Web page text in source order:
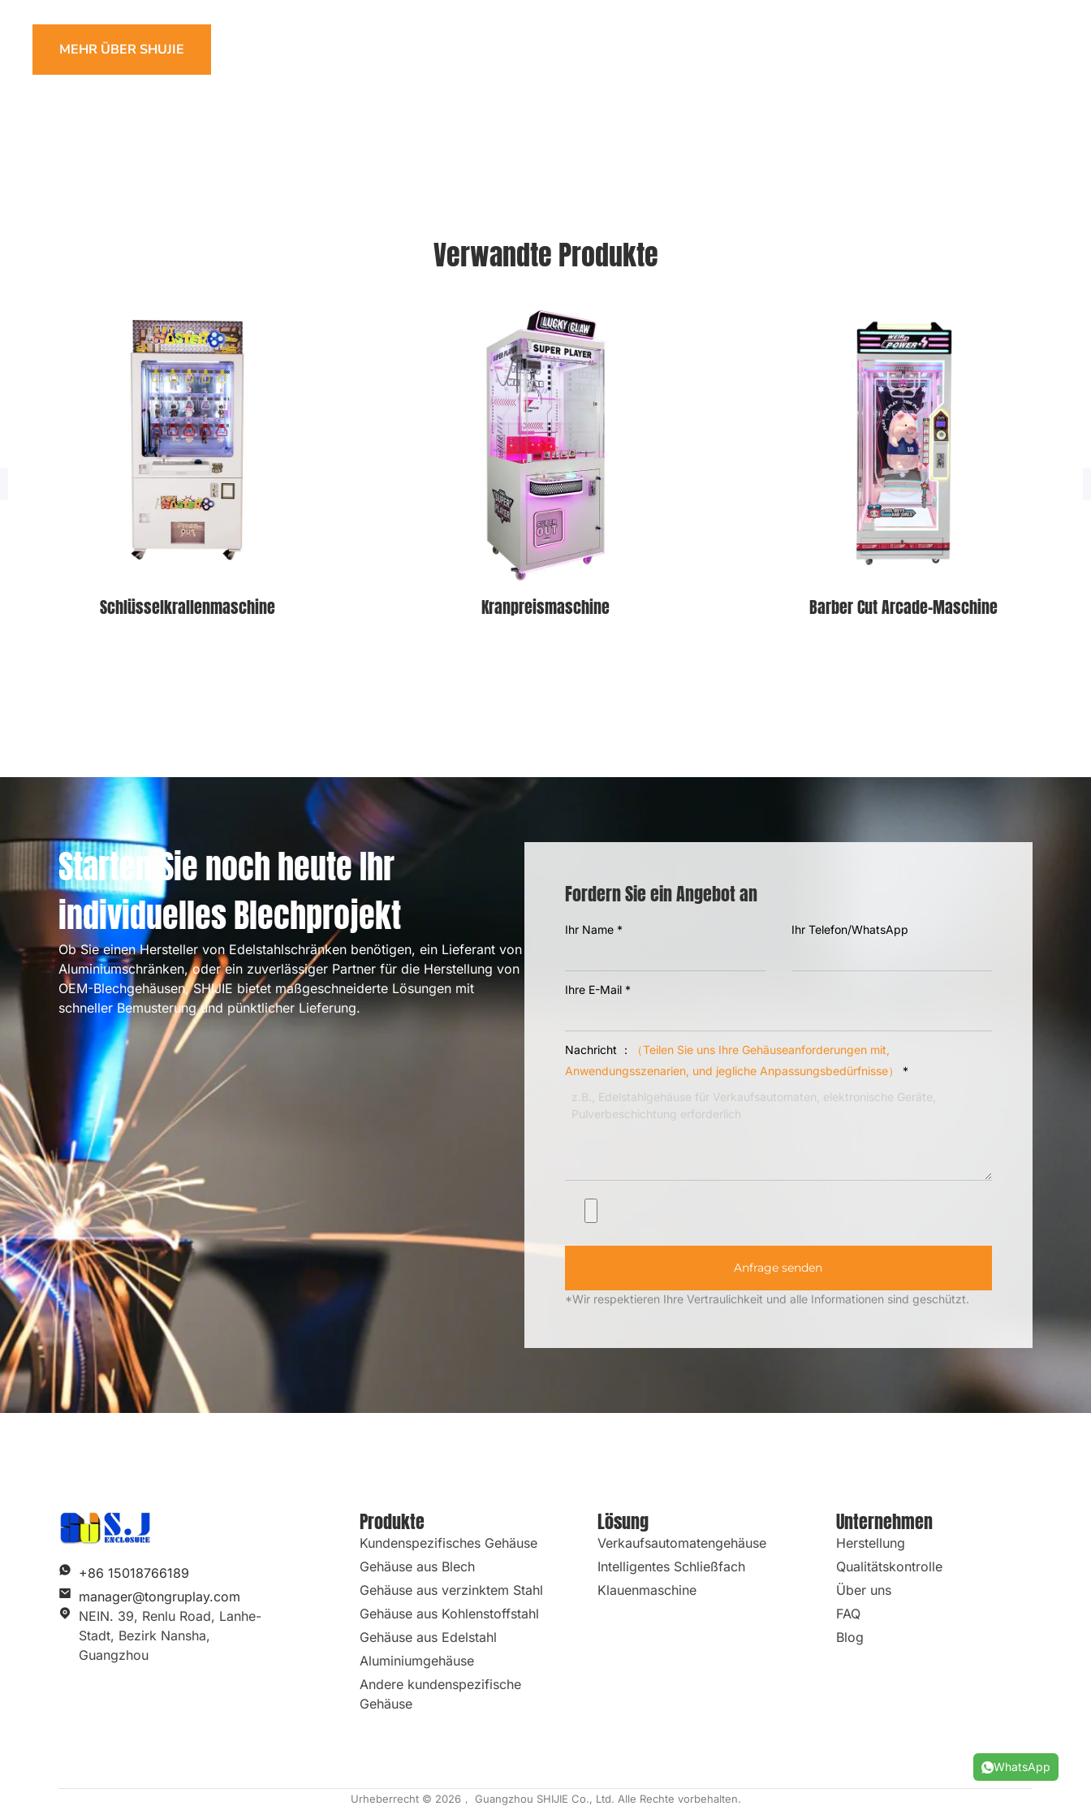
MEHR ÜBER SHUJIE
Verwandte Produkte
Schlüsselkrallenmaschine Kranpreismaschine Barber Cut Arcade-Maschine
Starten Sie noch heute Ihr
individuelles Blechprojekt
Ob Sie einen Hersteller von Edelstahlschränken benötigen, ein Lieferant von
Aluminiumschränken, oder ein zuverlässiger Partner für die Herstellung von
OEM-Blechgehäusen, SHIJIE bietet maßgeschneiderte Lösungen mit
schneller Bemusterung und pünktlicher Lieferung.
Fordern Sie ein Angebot an
Ihr Name * Ihr Telefon/WhatsApp
Ihre E-Mail *
Nachricht ：
（Teilen Sie uns Ihre Gehäuseanforderungen mit,
Anwendungsszenarien, und jegliche Anpassungsbedürfnisse）
*
Anfrage senden
*Wir respektieren Ihre Vertraulichkeit und alle Informationen sind geschützt.
+86 15018766189
manager@tongruplay.com
NEIN. 39, Renlu Road, Lanhe-
Stadt, Bezirk Nansha,
Guangzhou
Produkte
Kundenspezifisches Gehäuse
Gehäuse aus Blech
Gehäuse aus verzinktem Stahl
Gehäuse aus Kohlenstoffstahl
Gehäuse aus Edelstahl
Aluminiumgehäuse
Andere kundenspezifische
Gehäuse
Lösung
Verkaufsautomatengehäuse
Intelligentes Schließfach
Klauenmaschine
Unternehmen
Herstellung
Qualitätskontrolle
Über uns
FAQ
Blog
Urheberrecht © 2026， Guangzhou SHIJIE Co., Ltd. Alle Rechte vorbehalten.
WhatsApp